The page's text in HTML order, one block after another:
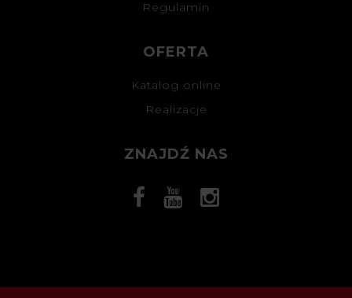
Regulamin
OFERTA
Katalog online
Realizacje
ZNAJDŹ NAS